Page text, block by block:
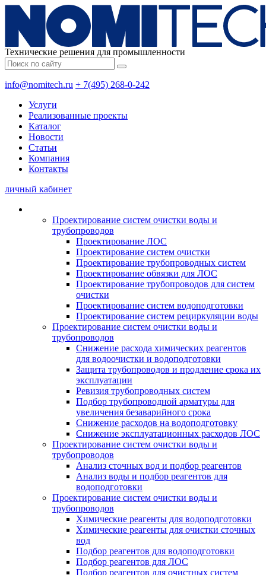
Технические решения для промышленности
info@nomitech.ru + 7(495) 268-0-242
Услуги
Реализованные проекты
Каталог
Новости
Статьи
Компания
Контакты
личный кабинет
Проектирование систем очистки воды и
трубопроводов
Проектирование ЛОС
Проектирование систем очистки
Проектирование трубопроводных систем
Проектирование обвязки для ЛОС
Проектирование трубопроводов для систем
очистки
Проектирование систем водоподготовки
Проектирование систем рециркуляции воды
Проектирование систем очистки воды и
трубопроводов
Снижение расхода химических реагентов
для водоочистки и водоподготовки
Защита трубопроводов и продление срока их
эксплуатации
Ревизия трубопроводных систем
Подбор трубопроводной арматуры для
увеличения безаварийного срока
Снижение расходов на водоподготовку
Снижение эксплуатационных расходов ЛОС
Проектирование систем очистки воды и
трубопроводов
Анализ сточных вод и подбор реагентов
Анализ воды и подбор реагентов для
водоподготовки
Проектирование систем очистки воды и
трубопроводов
Химические реагенты для водоподготовки
Химические реагенты для очистки сточных
вод
Подбор реагентов для водоподготовки
Подбор реагентов для ЛОС
Подбор реагентов для очистных систем